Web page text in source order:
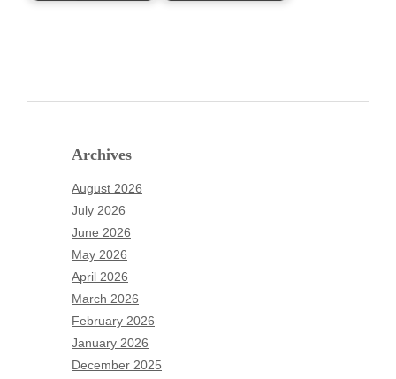
Archives
August 2026
July 2026
June 2026
May 2026
April 2026
March 2026
February 2026
January 2026
December 2025
Archives